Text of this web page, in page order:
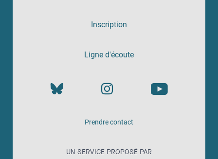
Inscription
Ligne d'écoute
Prendre contact
UN SERVICE PROPOSÉ PAR